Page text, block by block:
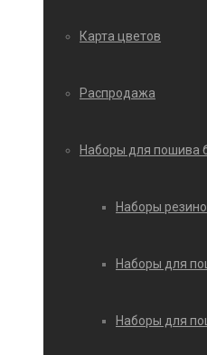
Карта цветов
Распродажа
Наборы для пошива
Наборы
Наборы для
Наборы для